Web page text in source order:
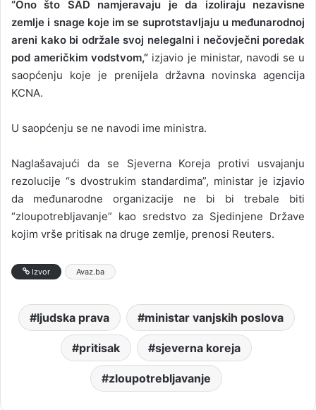
“Ono što SAD namjeravaju je da izoliraju nezavisne
zemlje i snage koje im se suprotstavljaju u međunarodnoj
areni kako bi održale svoj nelegalni i nečovječni poredak
pod američkim vodstvom,” izjavio je ministar, navodi se u
saopćenju koje je prenijela državna novinska agencija
KCNA.
U saopćenju se ne navodi ime ministra.
Naglašavajući da se Sjeverna Koreja protivi usvajanju
rezolucije “s dvostrukim standardima”, ministar je izjavio
da međunarodne organizacije ne bi bi trebale biti
“zloupotrebljavanje” kao sredstvo za Sjedinjene Države
kojim vrše pritisak na druge zemlje, prenosi Reuters.
Izvor Avaz.ba
ljudska prava ministar vanjskih poslova
pritisak sjeverna koreja
zloupotrebljavanje